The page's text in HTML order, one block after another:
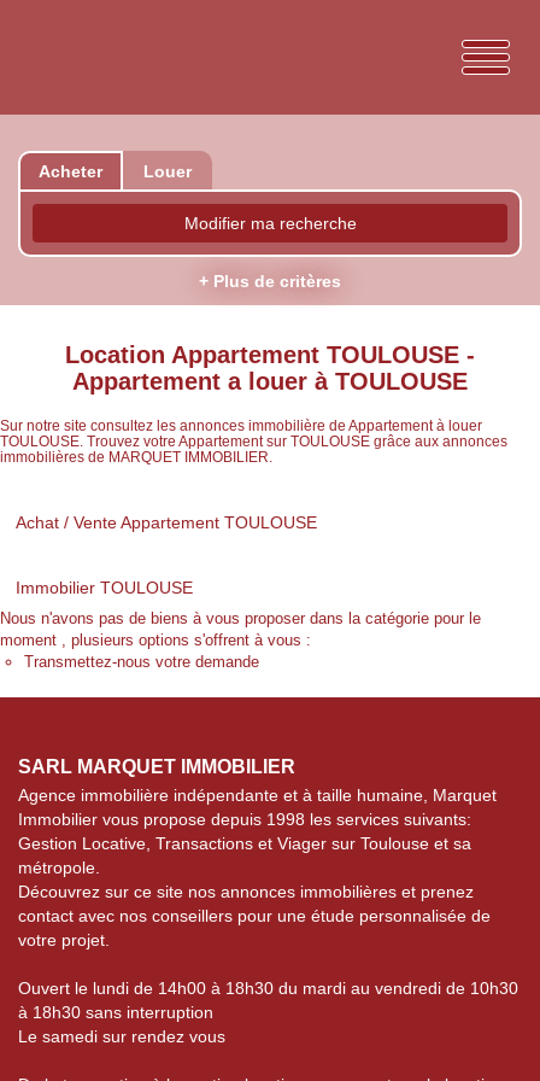
Acheter Louer
Modifier ma recherche
+ Plus de critères
Location Appartement TOULOUSE -
Appartement a louer à TOULOUSE
Sur notre site consultez les annonces immobilière de Appartement à louer
TOULOUSE. Trouvez votre Appartement sur TOULOUSE grâce aux annonces
immobilières de MARQUET IMMOBILIER.
Achat / Vente Appartement TOULOUSE
Immobilier TOULOUSE
Nous n'avons pas de biens à vous proposer dans la catégorie pour le
moment , plusieurs options s'offrent à vous :
Transmettez-nous votre demande
SARL MARQUET IMMOBILIER
Agence immobilière indépendante et à taille humaine, Marquet
Immobilier vous propose depuis 1998 les services suivants:
Gestion Locative, Transactions et Viager sur Toulouse et sa
métropole.
Découvrez sur ce site nos annonces immobilières et prenez
contact avec nos conseillers pour une étude personnalisée de
votre projet.
Ouvert le lundi de 14h00 à 18h30 du mardi au vendredi de 10h30
à 18h30 sans interruption
Le samedi sur rendez vous